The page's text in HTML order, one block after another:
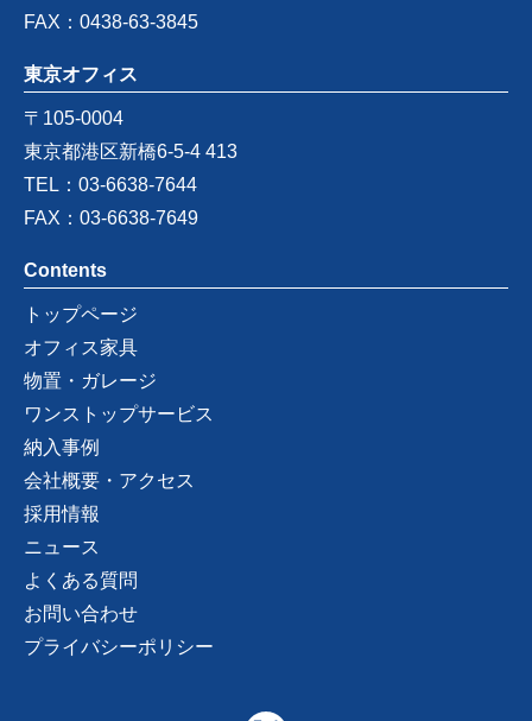
FAX：0438-63-3845
東京オフィス
〒105-0004
東京都港区新橋6-5-4 413
TEL：03-6638-7644
FAX：03-6638-7649
Contents
トップページ
オフィス家具
物置・ガレージ
ワンストップサービス
納入事例
会社概要・アクセス
採用情報
ニュース
よくある質問
お問い合わせ
プライバシーポリシー